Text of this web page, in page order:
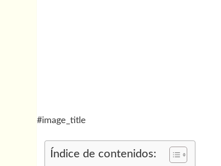
#image_title
Índice de contenidos: